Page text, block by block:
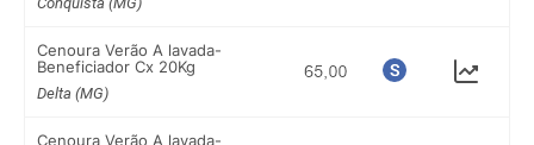
Cenoura Verão A lavada-
Beneficiador Cx 20Kg
Delta (MG)
Cenoura Verão A lavada-